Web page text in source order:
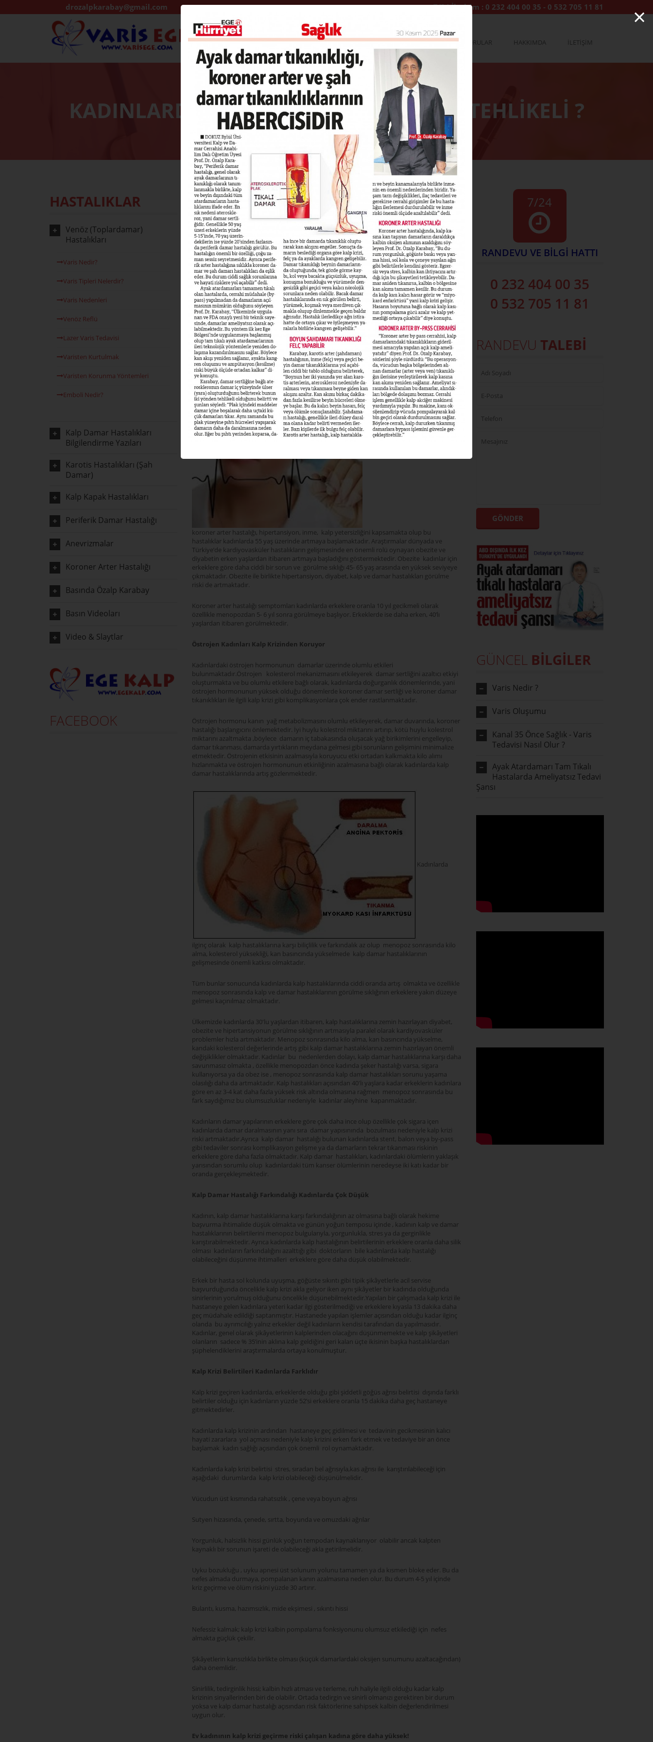
drozalpkarabay@gmail.com 7/24 İletişim : 0 232 404 00 35 - 0 532 705 11 81
ANA SAYFA HASTALIKLAR MEDYA SORULAR HAKKIMDA İLETİŞİM
KADINLARDA KALP HASTALIĞI DAHAMI TEHLİKELİ ?
HASTALIKLAR
Venöz (Toplardamar)
Hastalıkları
Varis Nedir?
Varis Tipleri Nelerdir?
Varis Nedenleri
Venöz Reflü
Lazer Varis Tedavisi
Varisten Kurtulmak
Varisten Korunma Yöntemleri
Emboli Nedir?
Kalp Damar Hastalıkları
Bilgilendirme Yazıları
Karotis Hastalıkları (Şah
Damar)
Kalp Kapak Hastalıkları
Periferik Damar Hastalığı
Anevrizmalar
Koroner Arter Hastalığı
Basında Özalp Karabay
Basın Videoları
Video & Slaytlar
FACEBOOK
CEVAP:
Kadınlarımız Kalp Damar Hastalıkları Açısından Büyük Risk Altında
Gelişmiş ve gelişmekte olan ülkelerde kardiyovasküler hastalıklar ölüm nedenleri arasında açık
ara ilk sırayı almaktadır. Kalp hastalıklarından ölümlerin son 20 yıldır erkeklerde azalma
eğilimine girmesine karşın, benzer gelişmenin kadınlarda yaşanmaması durumun ciddiyetini
ortaya koymaktadır.
ABD’de yapılan bir ankette kadınlara “kendiniz için sağlıkta en büyük risk faktörü olarak neyi
görüyorsunuz” sorusuna verilen cevaplarda meme kanseri birinci, rahim ve genital organ
kanserleri ikinci, kalp damar hastalıkları da üçüncü sırada yer almıştır . Kadın yaşamında
gerçek ise tamamen farklı olup , yaklaşık olarak her 30 kadından birisi meme kanseri nedeniyle
yaşamını yitirmekte iken buna karşılık her 30 kadından 12 sinde ise kalp damar hastalıkları
ölüm nedeni olarak ilk sırayı açık farkla almaktadır.
koroner arter hastalığı, hipertansiyon, inme, kalp yetersizliğini kapsamakta olup bu
hastalıklar kadınlarda 55 yaş üzerinde artmaya başlamaktadır. Araştırmalar dünyada ve
Türkiye’de kardiyovasküler hastalıkların gelişmesinde en önemli rolü oynayan obezite ve
diyabetin erken yaşlardan itibaren artmaya başladığını göstermektedir. Obezite kadınlar için
erkeklere göre daha ciddi bir sorun ve görülme sıklığı 45- 65 yaş arasında en yüksek seviyeye
çıkmaktadır. Obezite ile birlikte hipertansiyon, diyabet, kalp ve damar hastalıkları görülme
riski de artmaktadır.
Koroner arter hastalığı semptomları kadınlarda erkeklere oranla 10 yıl gecikmeli olarak
özellikle menopozdan 5- 6 yıl sonra görülmeye başlıyor. Erkeklerde ise daha erken, 40’lı
yaşlardan itibaren görülmektedir.
Östrojen Kadınları Kalp Krizinden Koruyor
Kadınlardaki östrojen hormonunun damarlar üzerinde olumlu etkileri
bulunmaktadır.Östrojen kolesterol mekanizmasını etkileyerek damar sertliğini azaltıcı etkiyi
oluşturmakta ve bu olumlu etkilere bağlı olarak, kadınlarda doğurganlık dönemlerinde, yani
östrojen hormonunun yüksek olduğu dönemlerde koroner damar sertliği ve koroner damar
tıkanıklıkları ile ilgili kalp krizi gibi komplikasyonlara çok ender rastlanmaktadır.
Östrojen hormonu kanın yağ metabolizmasını olumlu etkileyerek, damar duvarında, koroner
hastalığı başlangıcını önlemektedir. İyi huylu kolestrol miktarını artırıp, kötü huylu kolestrol
miktarını azaltmakta ,böylece damarın iç tabakasında oluşacak yağ birikimlerini engelleyip,
damar tıkanması, damarda yırtıkların meydana gelmesi gibi sorunların gelişimini minimalize
etmektedir. Östrojenin etkisinin azalmasıyla koruyucu etki ortadan kalkmakta kilo alımı
hızlanmakta ve östrojen hormonunun etkinliğinin azalmasına bağlı olarak kadınlarda kalp
damar hastalıklarında artış gözlenmektedir.
Kadınlarda
ilginç olarak kalp hastalıklarına karşı biliçlilik ve farkındalık az olup menopoz sonrasında kilo
alma, kolesterol yüksekliği, kan basıncında yükselmede kalp damar hastalıklarının
gelişmesinde önemli katkısı olmaktadır.
Tüm bunlar sonucunda kadınlarda kalp hastalıklarında ciddi oranda artış olmakta ve özellikle
menopoz sonrasında kalp ve damar hastalıklarının görülme sıklığının erkeklere yakın düzeye
gelmesi kaçınılmaz olmaktadır.
Ülkemizde kadınlarda 30'lu yaşlardan itibaren, kalp hastalıklarına zemin hazırlayan diyabet,
obezite ve hipertansiyonun görülme sıklığının artmasıyla paralel olarak kardiyovasküler
problemler hızla artmaktadır. Menopoz sonrasında kilo alma, kan basıncında yükselme,
kandaki kolesterol değerlerinde artış gibi kalp damar hastalıklarına zemin hazırlayan önemli
değişiklikler olmaktadır. Kadınlar bu nedenlerden dolayı, kalp damar hastalıklarına karşı daha
savunmasız olmakta , özellikle menopozdan önce kadında şeker hastalığı varsa, sigara
kullanıyorsa ya da obez ise , menopoz sonrasında kalp damar hastalıkları sorunu yaşama
olasılığı daha da artmaktadır. Kalp hastalıkları açısından 40'lı yaşlara kadar erkeklerin kadınlara
göre en az 3-4 kat daha fazla yüksek risk altında olmasına rağmen menopoz sonrasında bu
fark saydığımız bu olumsuzluklar nedeniyle kadınlar aleyhine kapanmaktadır.
Kadınların damar yapılarının erkeklere göre çok daha ince olup özellikle çok sigara içen
kadınlarda damar daralmasının yanı sıra damar yapısınında bozulması nedeniyle kalp krizi
riski artmaktadır.Ayrıca kalp damar hastalığı bulunan kadınlarda stent, balon veya by-pass
gibi tedaviler sonrası komplikasyon gelişme ya da damarların tekrar tıkanması riskinin
erkeklere göre daha fazla olmaktadır. Kalp damar hastalıkları, kadınlardaki ölümlerin yaklaşık
yarısından sorumlu olup kadınlardaki tüm kanser ölümlerinin neredeyse iki katı kadar bir
oranda gerçekleşmektedir.
Kalp Damar Hastalığı Farkındalığı Kadınlarda Çok Düşük
Kadının, kalp damar hastalıklarına karşı farkındalığının az olmasına bağlı olarak hekime
başvurma ihtimalide düşük olmakta ve günün yoğun temposu içinde , kadının kalp ve damar
hastalıklarının belirtilerini menopoz bulgularıyla, yorgunlukla, stres ya da gerginlikle
karıştırabilmektedir. Ayrıca kadınlarda kalp hastalığının belirtilerinin erkeklere oranla daha silik
olması kadınların farkındalığını azalttığı gibi doktorların bile kadınlarda kalp hastalığı
olabileceğini düşünme ihtimalleri erkeklere göre daha düşük olabilmektedir.
Erkek bir hasta sol kolunda uyuşma, göğüste sıkıntı gibi tipik şikâyetlerle acil servise
başvurduğunda öncelikle kalp krizi akla geliyor iken aynı şikâyetler bir kadında olduğunda
sinirlerinin yorulmuş olduğunu öncelikle düşünebilmektedir.Yapılan bir çalışmada kalp krizi ile
hastaneye gelen kadınlara yeteri kadar ilgi gösterilmediği ve erkeklere kıyasla 13 dakika daha
geç müdahale edildiği saptanmıştır. Hastanede yapılan işlemler açısından olduğu kadar ilginç
olanda bu ayrımcılığı yalnız erkekler değil kadınların kendisi tarafından da yapılmasıdır.
Kadınlar, genel olarak şikâyetlerinin kalplerinden olacağını düşünmemekte ve kalp şikâyetleri
olanların sadece % 35’inin aklına kalp geldiğini geri kalan üçte ikisinin başka hastalıklardan
şüphelendiklerini araştırmalarda ortaya konulmuştur.
Kalp Krizi Belirtileri Kadınlarda Farklıdır
Kalp krizi geçiren kadınlarda, erkeklerde olduğu gibi şiddetli göğüs ağrısı belirtisi dışında farklı
belirtiler olduğu için kadınların yüzde 52’si erkeklere oranla 15 dakika daha geç hastaneye
gitmektedirler.
Kadınlarda kalp krizinin ardından hastaneye geç gidilmesi ve tedavinin gecikmesinin kalıcı
hayati zararlara yol açması nedeniyle kalp krizini erken fark etmek ve tedaviye bir an önce
başlamak kadın sağlığı açısından çok önemli rol oynamaktadır.
Kadınlarda kalp krizi belirtisi stres, sıradan bel ağrısıyla,kas ağrısı ile karıştırılabileceği için
aşağıdaki durumlarda kalp krizi olabileceği düşünülmelidir.
Vücudun üst kısmında rahatsızlık , çene veya boyun ağrısı
Sutyen hizasında, çenede, sırtta, boyunda ve omuzdaki ağrılar
Yorgunluk, halsizlik hissi günlük yoğun tempodan kaynaklanıyor olabilir ancak kalpten
kaynaklı bir sorunun işareti de olabileceği akla getirilmelidir.
Uyku bozukluğu , uyku apnesi üst solunum yolunu tamamen ya da kısmen bloke eder. Bu da
nefes almada durmaya, pompalanan kanın azalmasına neden olur. Bu durum 4-5 yıl içinde
kriz geçirme ve ölüm riskini yüzde 30 artırır.
Bulantı, kusma, hazımsızlık, mide ekşimesi , sıkıntı hissi
Nefessiz kalmak; kalp krizi kalbin pompalama fonksiyonunu olumsuz etkilediği için nefes
almakta güçlük çekilir.
Şikâyetlerin kansızlıkla birlikte olması (küçük damarlardaki oksijen sunumunu azaltacağından)
daha önemlidir.
Sinirlilik, tedirginlik hissi; kalbin hızlı atması ve terleme, ruh haliyle ilgili olduğu kadar kalp
krizinin sinyallerinden biri de olabilir. Ortada tedirgin ve sinirli olmanızı gerektiren bir durum
yoksa ve kalp damar hastalığı açısından risk faktörlerine sahipsek kalbin değerlendirilmesi
uygun olur.
Ev kadınının kalp krizi geçirme riski çalışan kadına göre daha yüksek!
7/24
RANDEVU VE BİLGİ HATTI
0 232 404 00 35
0 532 705 11 81
RANDEVU TALEBİ
GÜNCEL BİLGİLER
Varis Nedir ?
Varis Oluşumu
Kanal 35 Önce Sağlık - Varis
Tedavisi Nasıl Olur ?
Ayak Atardamarı Tam Tıkalı
Hastalarda Ameliyatsız Tedavi
Şansı
×